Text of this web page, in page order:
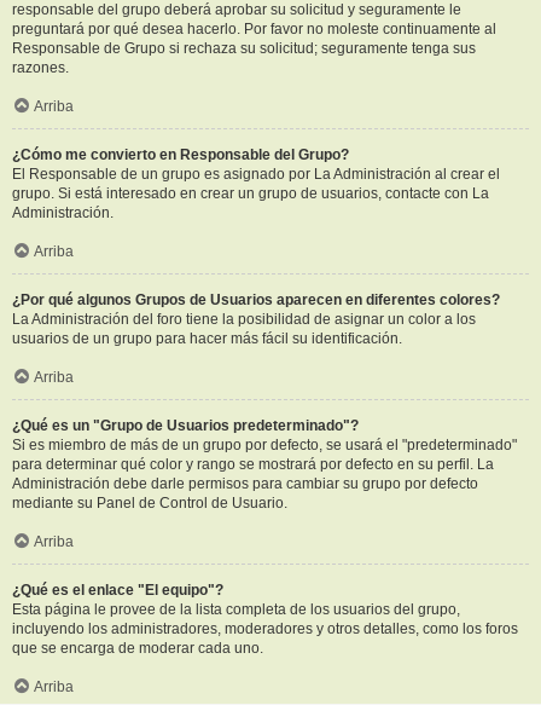
responsable del grupo deberá aprobar su solicitud y seguramente le
preguntará por qué desea hacerlo. Por favor no moleste continuamente al
Responsable de Grupo si rechaza su solicitud; seguramente tenga sus
razones.
Arriba
¿Cómo me convierto en Responsable del Grupo?
El Responsable de un grupo es asignado por La Administración al crear el
grupo. Si está interesado en crear un grupo de usuarios, contacte con La
Administración.
Arriba
¿Por qué algunos Grupos de Usuarios aparecen en diferentes colores?
La Administración del foro tiene la posibilidad de asignar un color a los
usuarios de un grupo para hacer más fácil su identificación.
Arriba
¿Qué es un "Grupo de Usuarios predeterminado"?
Si es miembro de más de un grupo por defecto, se usará el "predeterminado"
para determinar qué color y rango se mostrará por defecto en su perfil. La
Administración debe darle permisos para cambiar su grupo por defecto
mediante su Panel de Control de Usuario.
Arriba
¿Qué es el enlace "El equipo"?
Esta página le provee de la lista completa de los usuarios del grupo,
incluyendo los administradores, moderadores y otros detalles, como los foros
que se encarga de moderar cada uno.
Arriba